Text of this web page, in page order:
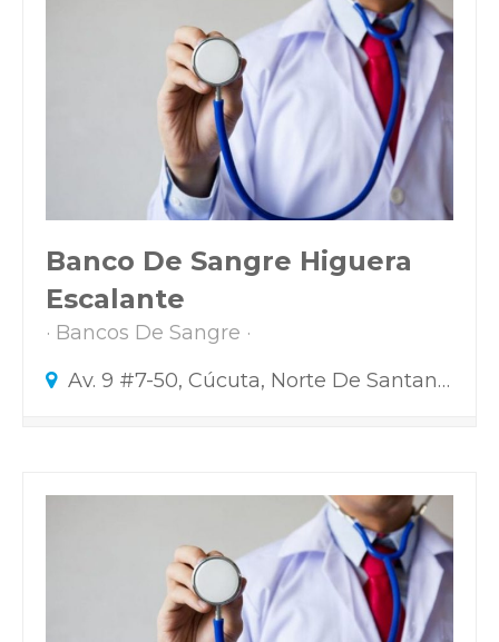
Banco De Sangre Higuera
Escalante
Bancos De Sangre
Av. 9 #7-50, Cúcuta, Norte De Santander